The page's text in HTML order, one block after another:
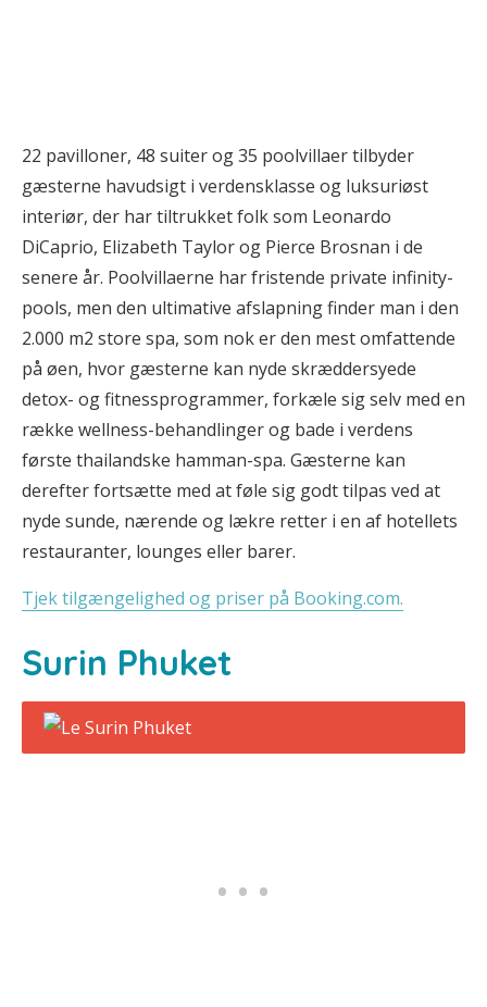
22 pavilloner, 48 suiter og 35 poolvillaer tilbyder
gæsterne havudsigt i verdensklasse og luksuriøst
interiør, der har tiltrukket folk som Leonardo
DiCaprio, Elizabeth Taylor og Pierce Brosnan i de
senere år. Poolvillaerne har fristende private infinity-
pools, men den ultimative afslapning finder man i den
2.000 m2 store spa, som nok er den mest omfattende
på øen, hvor gæsterne kan nyde skræddersyede
detox- og fitnessprogrammer, forkæle sig selv med en
række wellness-behandlinger og bade i verdens
første thailandske hamman-spa. Gæsterne kan
derefter fortsætte med at føle sig godt tilpas ved at
nyde sunde, nærende og lækre retter i en af hotellets
restauranter, lounges eller barer.
Tjek tilgængelighed og priser på Booking.com.
Surin Phuket